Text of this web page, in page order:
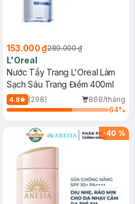
153.000 ₫289.000 ₫
L'Oreal
Nước Tẩy Trang L'Oreal Làm
Sạch Sâu Trang Điểm 400ml
4.8 (298)
868/tháng
64%
-40 %